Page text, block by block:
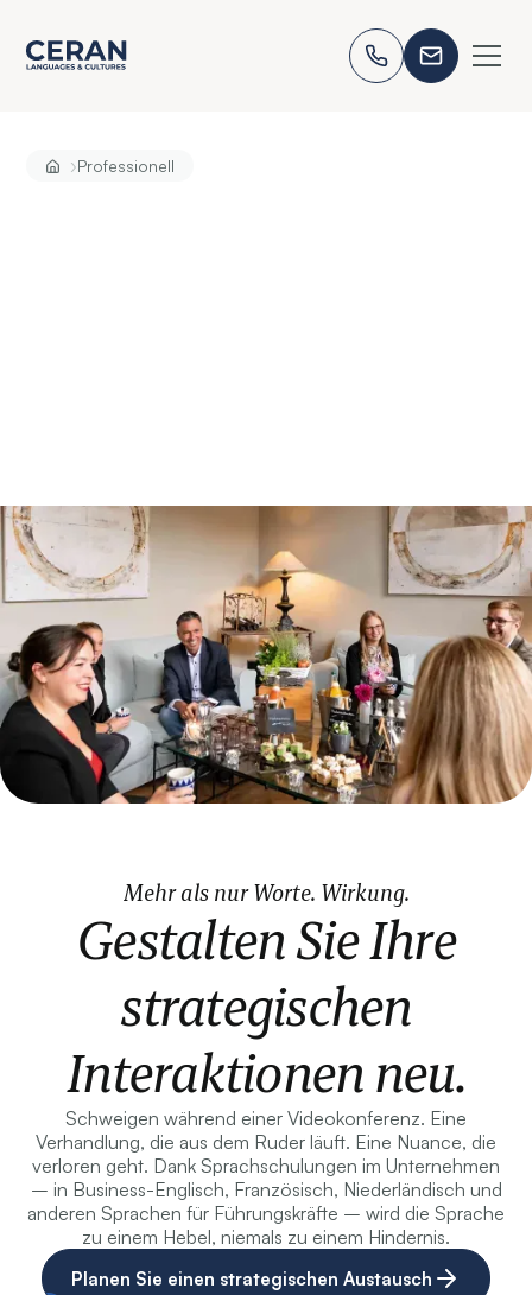
›Professionell
Mehr als nur Worte. Wirkung.
Gestalten Sie Ihre
strategischen
Interaktionen neu.
Schweigen während einer Videokonferenz. Eine
Verhandlung, die aus dem Ruder läuft. Eine Nuance, die
verloren geht. Dank Sprachschulungen im Unternehmen
– in Business-Englisch, Französisch, Niederländisch und
anderen Sprachen für Führungskräfte – wird die Sprache
zu einem Hebel, niemals zu einem Hindernis.
Planen Sie einen strategischen Austausch